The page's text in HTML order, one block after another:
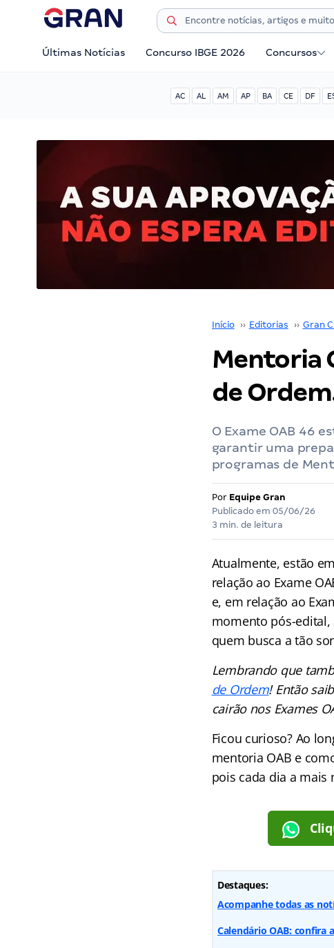
Últimas Notícias Concurso IBGE 2026 Concursos
AC AL AM AP BA CE DF
Início ›› Editorias ›› Gran
Mentoria
de
O Exame OAB 46
garantir uma
programas de
Por Equipe Gran
Publicado em 05/06/26
3 min. de leitura
Atualmente, estão
relação ao Exame
e, em relação ao
momento pós-edital,
quem busca a tão
Lembrando que
de Ordem! Então
cairão nos Exames
Ficou curioso? Ao
mentoria OAB e
pois cada dia a mais
Destaques:
Acompanhe todas as
Calendário OAB: confira